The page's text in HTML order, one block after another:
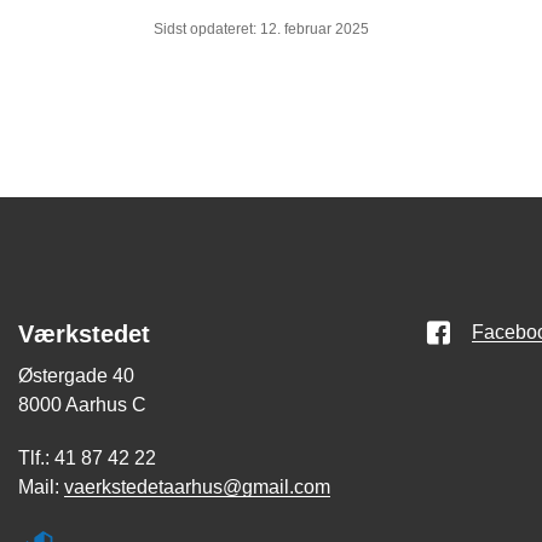
Sidst opdateret: 12. februar 2025
Værkstedet
Østergade 40
8000 Aarhus C
Tlf.: 41 87 42 22
Mail: vaerkstedetaarhus@gmail.com